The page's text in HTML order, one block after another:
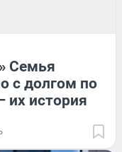
Семья
с долгом по
их история